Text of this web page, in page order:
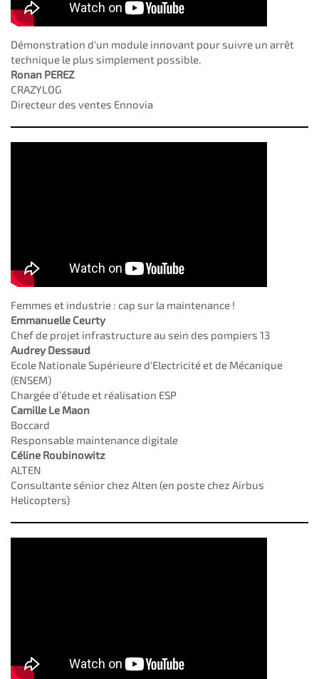
Démonstration d'un module innovant pour suivre un arrêt
technique le plus simplement possible.
Ronan PEREZ
CRAZYLOG
Directeur des ventes Ennovia
Femmes et industrie : cap sur la maintenance !
Emmanuelle Ceurty
Chef de projet infrastructure au sein des pompiers 13
Audrey Dessaud
Ecole Nationale Supérieure d'Electricité et de Mécanique
(ENSEM)
Chargée d’étude et réalisation ESP
Camille Le Maon
Boccard
Responsable maintenance digitale
Céline Roubinowitz
ALTEN
Consultante sénior chez Alten (en poste chez Airbus
Helicopters)